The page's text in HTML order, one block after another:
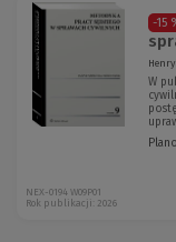
-15
W
NEX-0194 W09P01
Rok publikacji: 2026